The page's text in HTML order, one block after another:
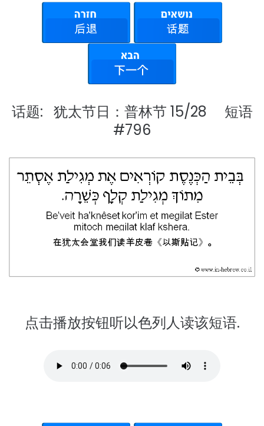
话题: 犹太节日：普林节 15/28 短语
#796
点击播放按钮听以色列人读该短语.